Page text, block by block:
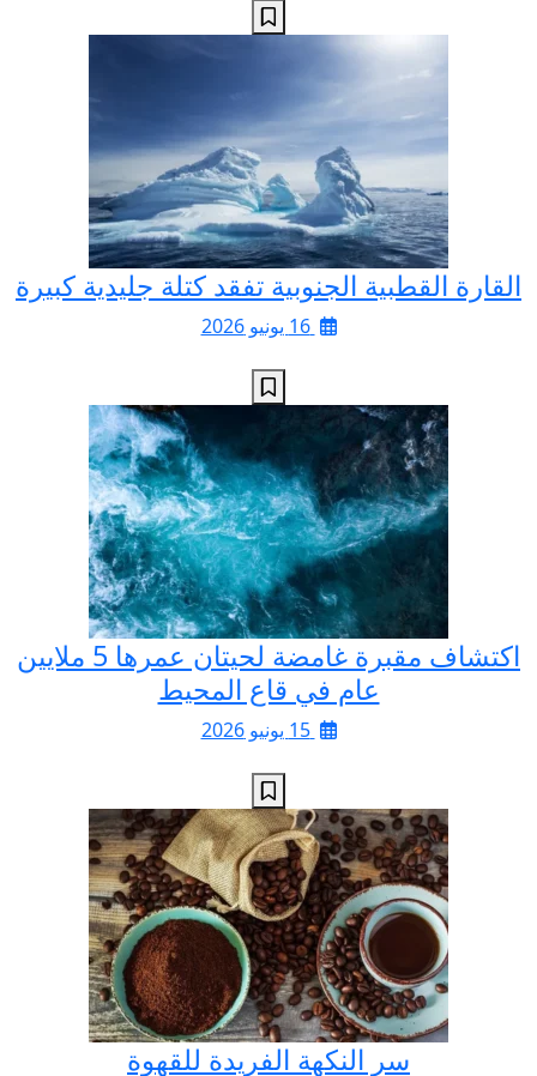
القارة القطبية الجنوبية تفقد كتلة جليدية كبيرة
16 يونيو 2026
اكتشاف مقبرة غامضة لحيتان عمرها 5 ملايين
عام في قاع المحيط
15 يونيو 2026
سر النكهة الفريدة للقهوة